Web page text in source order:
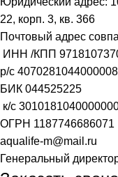
22, корп. 3, кв. 366
Почтовый адрес
ИНН /КПП
р/с
БИК 044525225
к/с
ОГРН 1187746686071
aqualife-m@mail.ru
Генеральный